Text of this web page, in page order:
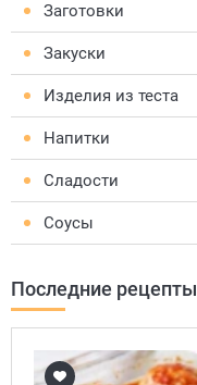
Заготовки
Закуски
Изделия из теста
Напитки
Сладости
Соусы
Последние рецепты